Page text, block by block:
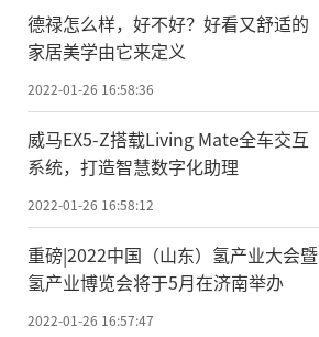
德禄怎么样，好不好？好看又舒适的
家居美学由它来定义
2022-01-26 16:58:36
威马EX5-Z搭载Living Mate全车交互
系统，打造智慧数字化助理
2022-01-26 16:58:12
重磅|2022中国（山东）氢产业大会暨
氢产业博览会将于5月在济南举办
2022-01-26 16:57:47